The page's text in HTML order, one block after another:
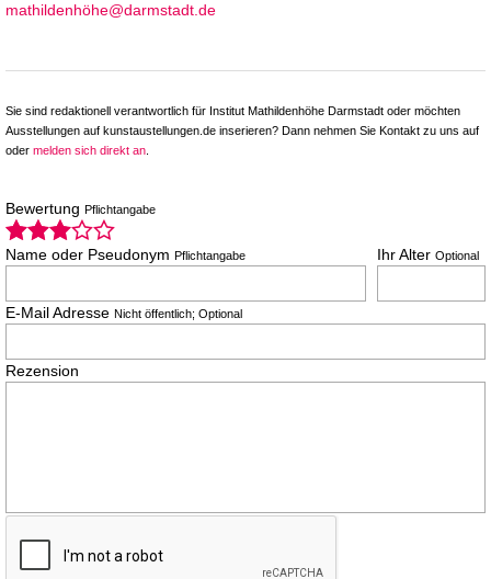
mathildenhöhe@darmstadt.de
Sie sind redaktionell verantwortlich für Institut Mathildenhöhe Darmstadt oder möchten
Ausstellungen auf kunstaustellungen.de inserieren? Dann nehmen Sie Kontakt zu uns auf
oder melden sich direkt an
Bewertung Pflichtangabe
Name oder Pseudonym Pflichtangabe Ihr Alter Optional
E-Mail Adresse Nicht öffentlich; Optional
Rezension